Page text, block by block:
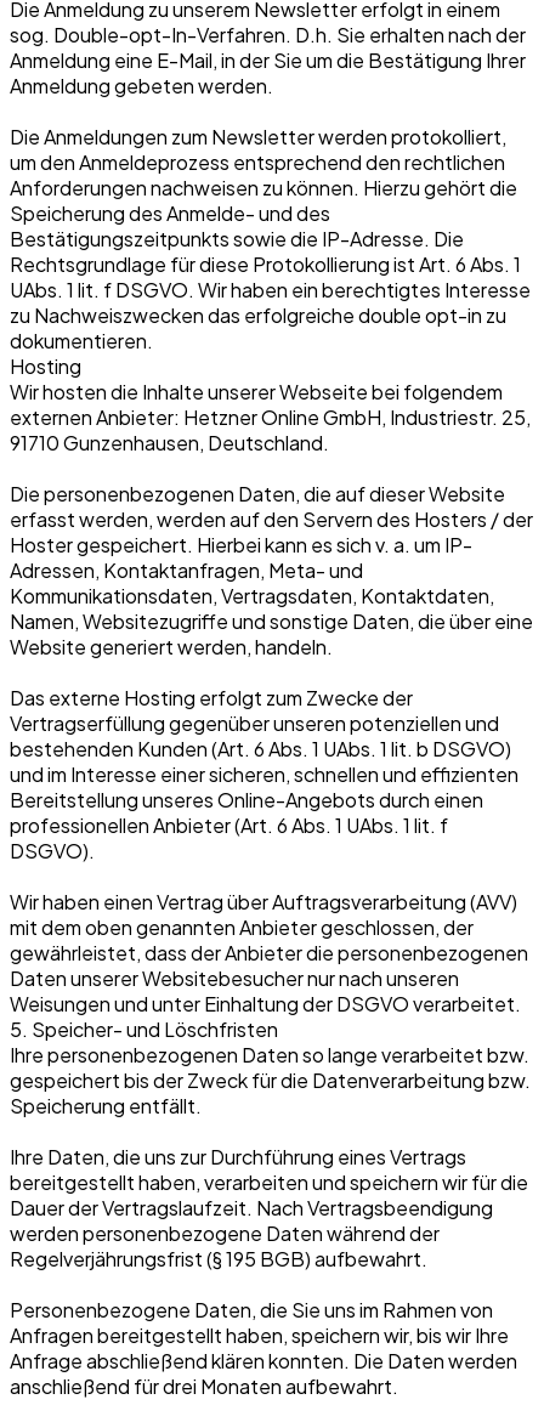
Die Anmeldung zu unserem Newsletter erfolgt in einem
sog. Double-opt-In-Verfahren. D.h. Sie erhalten nach der
Anmeldung eine E-Mail, in der Sie um die Bestätigung Ihrer
Anmeldung gebeten werden.
Die Anmeldungen zum Newsletter werden protokolliert,
um den Anmeldeprozess entsprechend den rechtlichen
Anforderungen nachweisen zu können. Hierzu gehört die
Speicherung des Anmelde- und des
Bestätigungszeitpunkts sowie die IP-Adresse. Die
Rechtsgrundlage für diese Protokollierung ist Art. 6 Abs. 1
UAbs. 1 lit. f DSGVO. Wir haben ein berechtigtes Interesse
zu Nachweiszwecken das erfolgreiche double opt-in zu
dokumentieren.
Hosting
Wir hosten die Inhalte unserer Webseite bei folgendem
externen Anbieter: Hetzner Online GmbH, Industriestr. 25,
91710 Gunzenhausen, Deutschland.
Die personenbezogenen Daten, die auf dieser Website
erfasst werden, werden auf den Servern des Hosters / der
Hoster gespeichert. Hierbei kann es sich v. a. um IP-
Adressen, Kontaktanfragen, Meta- und
Kommunikationsdaten, Vertragsdaten, Kontaktdaten,
Namen, Websitezugriffe und sonstige Daten, die über eine
Website generiert werden, handeln.
Das externe Hosting erfolgt zum Zwecke der
Vertragserfüllung gegenüber unseren potenziellen und
bestehenden Kunden (Art. 6 Abs. 1 UAbs. 1 lit. b DSGVO)
und im Interesse einer sicheren, schnellen und effizienten
Bereitstellung unseres Online-Angebots durch einen
professionellen Anbieter (Art. 6 Abs. 1 UAbs. 1 lit. f
DSGVO).
Wir haben einen Vertrag über Auftragsverarbeitung (AVV)
mit dem oben genannten Anbieter geschlossen, der
gewährleistet, dass der Anbieter die personenbezogenen
Daten unserer Websitebesucher nur nach unseren
Weisungen und unter Einhaltung der DSGVO verarbeitet.
5. Speicher- und Löschfristen
Ihre personenbezogenen Daten so lange verarbeitet bzw.
gespeichert bis der Zweck für die Datenverarbeitung bzw.
Speicherung entfällt.
Ihre Daten, die uns zur Durchführung eines Vertrags
bereitgestellt haben, verarbeiten und speichern wir für die
Dauer der Vertragslaufzeit. Nach Vertragsbeendigung
werden personenbezogene Daten während der
Regelverjährungsfrist (§ 195 BGB) aufbewahrt.
Personenbezogene Daten, die Sie uns im Rahmen von
Anfragen bereitgestellt haben, speichern wir, bis wir Ihre
Anfrage abschließend klären konnten. Die Daten werden
anschließend für drei Monaten aufbewahrt.